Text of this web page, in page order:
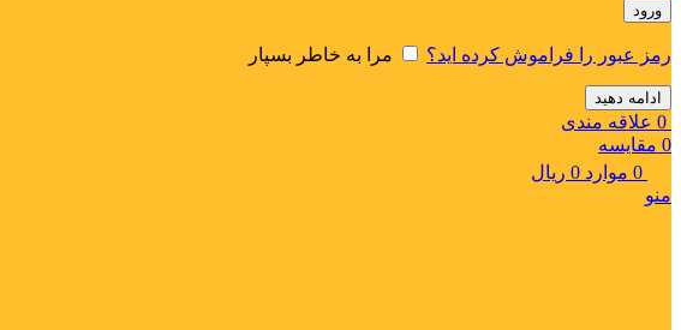
ورود
رمز عبور را فراموش کرده اید؟ مرا به خاطر بسپار
ادامه دهید
0 علاقه مندی
0 مقایسه
0 موارد 0 ریال
منو